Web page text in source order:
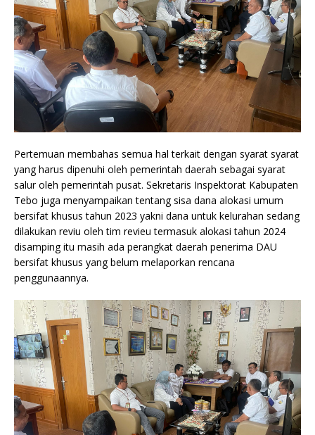
Pertemuan membahas semua hal terkait dengan syarat syarat
yang harus dipenuhi oleh pemerintah daerah sebagai syarat
salur oleh pemerintah pusat. Sekretaris Inspektorat Kabupaten
Tebo juga menyampaikan tentang sisa dana alokasi umum
bersifat khusus tahun 2023 yakni dana untuk kelurahan sedang
dilakukan reviu oleh tim revieu termasuk alokasi tahun 2024
disamping itu masih ada perangkat daerah penerima DAU
bersifat khusus yang belum melaporkan rencana
penggunaannya.